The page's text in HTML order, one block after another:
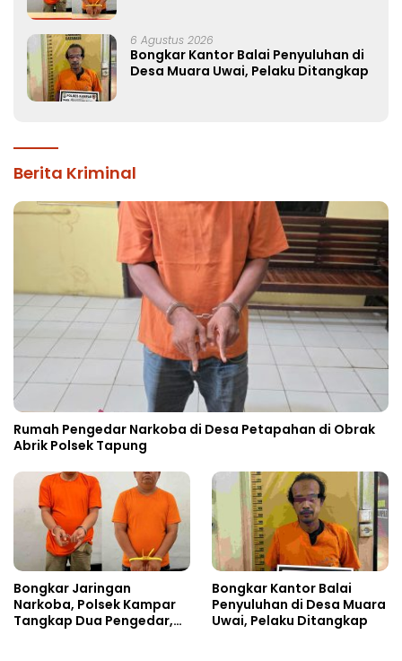
6 Agustus 2026
Bongkar Kantor Balai Penyuluhan di
Desa Muara Uwai, Pelaku Ditangkap
Berita Kriminal
Rumah Pengedar Narkoba di Desa Petapahan di Obrak
Abrik Polsek Tapung
Bongkar Jaringan
Narkoba, Polsek Kampar
Tangkap Dua Pengedar,
Bongkar Kantor Balai
Penyuluhan di Desa Muara
Uwai, Pelaku Ditangkap